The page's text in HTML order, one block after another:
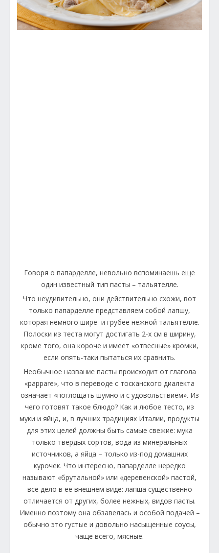
Говоря о папарделле, невольно вспоминаешь еще
один известный тип пасты – тальятелле.
Что неудивительно, они действительно схожи, вот
только папарделле представляем собой лапшу,
которая немного шире и грубее нежной тальятелле.
Полоски из теста могут достигать 2-х см в ширину,
кроме того, она короче и имеет «отвесные» кромки,
если опять-таки пытаться их сравнить.
Необычное название пасты происходит от глагола
«pappare», что в переводе с тосканского диалекта
означает «поглощать шумно и с удовольствием». Из
чего готовят такое блюдо? Как и любое тесто, из
муки и яйца, и, в лучших традициях Италии, продукты
для этих целей должны быть самые свежие: мука
только твердых сортов, вода из минеральных
источников, а яйца – только из-под домашних
курочек. Что интересно, папарделле нередко
называют «брутальной» или «деревенской» пастой,
все дело в ее внешнем виде: лапша существенно
отличается от других, более нежных, видов пасты.
Именно поэтому она обзавелась и особой подачей –
обычно это густые и довольно насыщенные соусы,
чаще всего, мясные.